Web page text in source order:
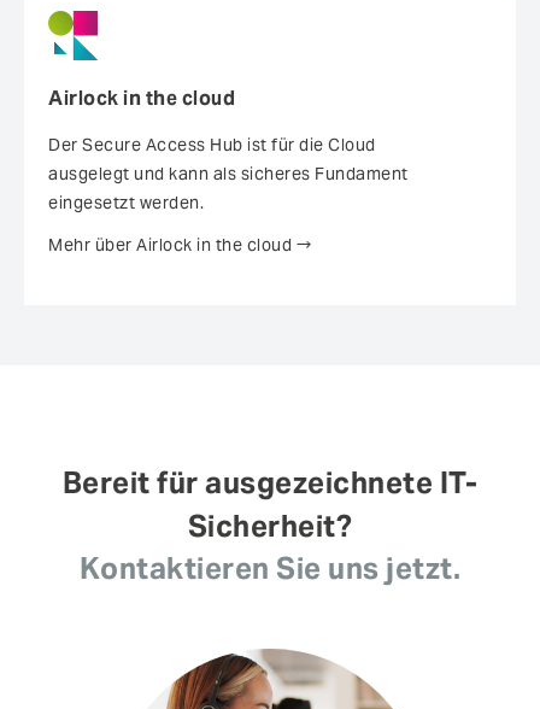
Airlock in the cloud
Der Secure Access Hub ist für die Cloud
ausgelegt und kann als sicheres Fundament
eingesetzt werden.
Mehr über Airlock in the cloud
Bereit für ausgezeichnete IT-
Sicherheit?
Kontaktieren Sie uns jetzt.